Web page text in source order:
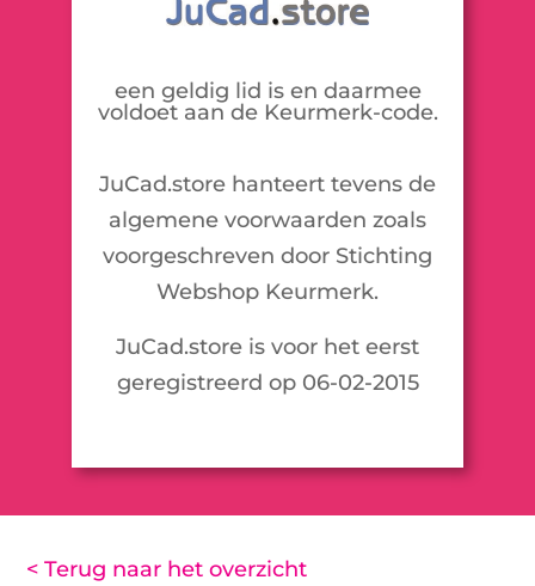
een geldig lid is en daarmee
voldoet aan de Keurmerk-code.
JuCad.store hanteert tevens de
algemene voorwaarden zoals
voorgeschreven door Stichting
Webshop Keurmerk.
JuCad.store is voor het eerst
geregistreerd op 06-02-2015
< Terug naar het overzicht